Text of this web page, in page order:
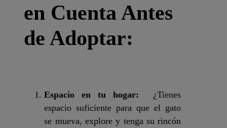
en Cuenta Antes
de Adoptar:
Espacio en tu hogar:
¿Tienes
espacio suficiente para que el gato
se mueva, explore y tenga su rincón